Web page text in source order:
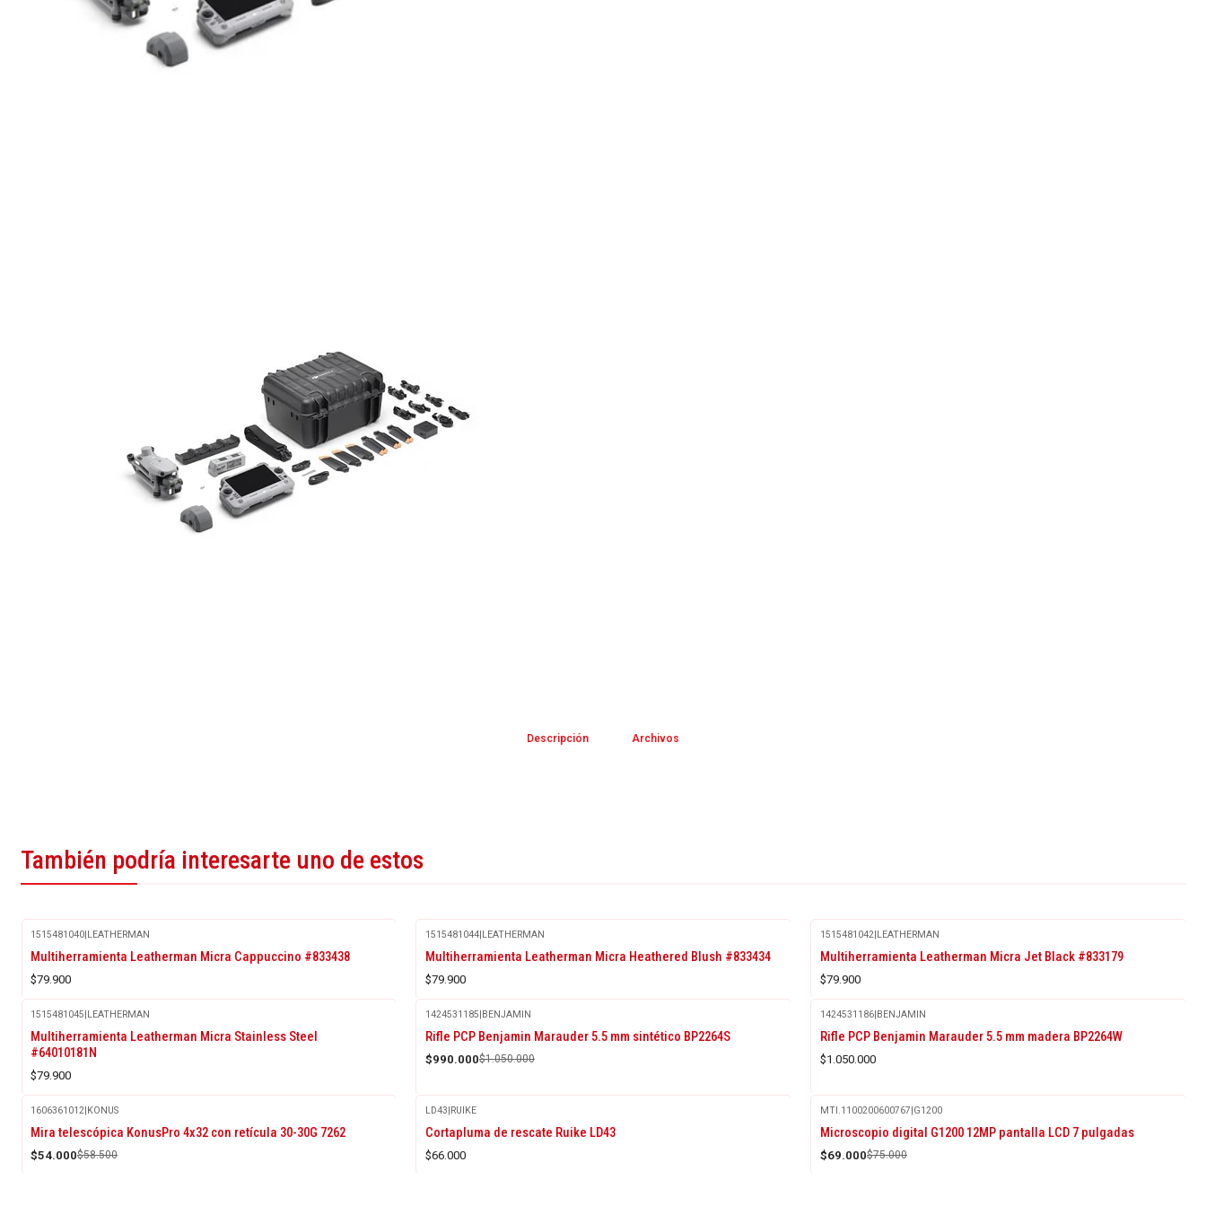
Descripción Archivos
También podría interesarte uno de estos
1515481040|LEATHERMAN
Multiherramienta Leatherman Micra Cappuccino #833438
$79.900
1515481044|LEATHERMAN
Multiherramienta Leatherman Micra Heathered Blush #833434
$79.900
1515481042|LEATHERMAN
Multiherramienta Leatherman Micra Jet Black #833179
$79.900
1515481045|LEATHERMAN
Multiherramienta Leatherman Micra Stainless Steel
#64010181N
$79.900
-6%
OFF
1424531185|BENJAMIN
Rifle PCP Benjamin Marauder 5.5 mm sintético BP2264S
$990.000$1.050.000
1424531186|BENJAMIN
Rifle PCP Benjamin Marauder 5.5 mm madera BP2264W
$1.050.000
-8%
OFF
1606361012|KONUS
Mira telescópica KonusPro 4x32 con retícula 30-30G 7262
$54.000$58.500
LD43|RUIKE
Cortapluma de rescate Ruike LD43
$66.000
-8%
OFF
MTI.1100200600767|G1200
Microscopio digital G1200 12MP pantalla LCD 7 pulgadas
$69.000$75.000